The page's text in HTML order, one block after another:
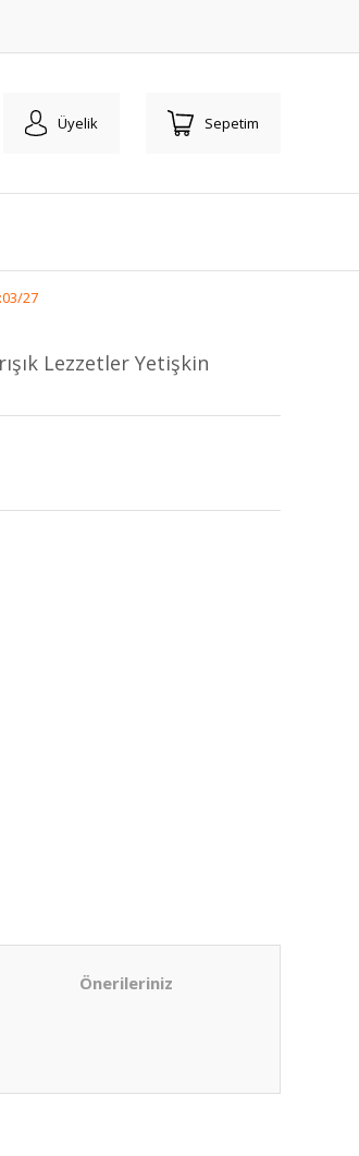
Üyelik Sepetim
27
Lezzetler Yetişkin
Önerileriniz